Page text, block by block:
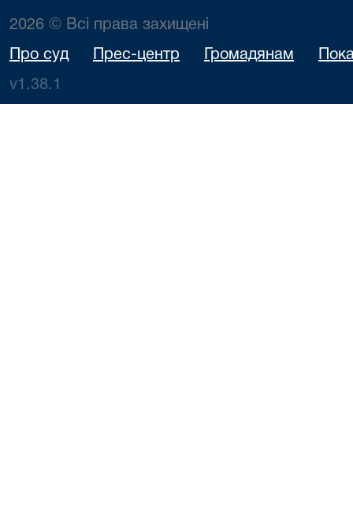
2026 © Всі права захищені
Про суд Прес-центр Громадянам
v1.38.1